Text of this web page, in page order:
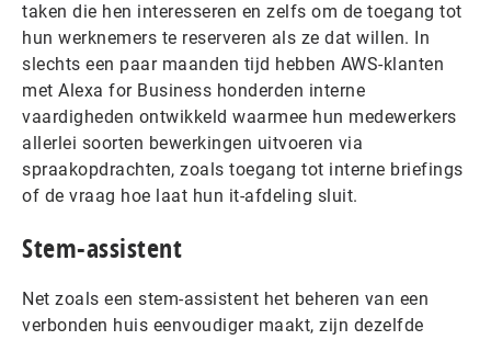
taken die hen interesseren en zelfs om de toegang tot
hun werknemers te reserveren als ze dat willen. In
slechts een paar maanden tijd hebben AWS-klanten
met Alexa for Business honderden interne
vaardigheden ontwikkeld waarmee hun medewerkers
allerlei soorten bewerkingen uitvoeren via
spraakopdrachten, zoals toegang tot interne briefings
of de vraag hoe laat hun it-afdeling sluit.
Stem-assistent
Net zoals een stem-assistent het beheren van een
verbonden huis eenvoudiger maakt, zijn dezelfde